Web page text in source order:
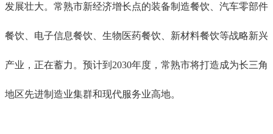
发展壮大。常熟市新经济增长点的装备制造餐饮、汽车零部件
餐饮、电子信息餐饮、生物医药餐饮、新材料餐饮等战略新兴
产业，正在蓄力。预计到2030年度，常熟市将打造成为长三角
地区先进制造业集群和现代服务业高地。